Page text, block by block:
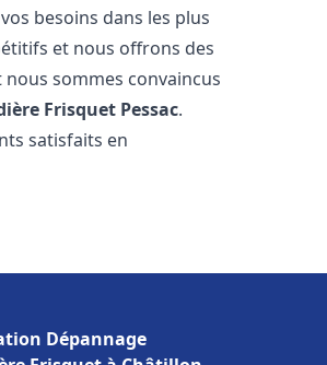
besoins dans les plus
et nous offrons des
sommes convaincus
Frisquet Pessac.
satisfaits en
Dépannage